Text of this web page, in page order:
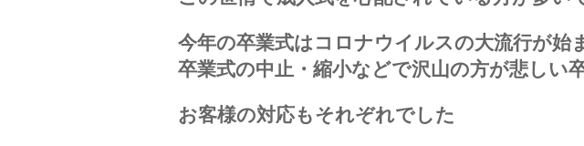
今年の卒業式はコロナウイルスの大流行が始
卒業式の中止・縮小などで沢山の方が悲しい
お客様の対応もそれぞれでした